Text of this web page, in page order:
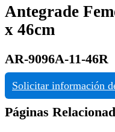
Antegrade
x 46cm
AR-9096A-11-46R
Solicitar información
Páginas